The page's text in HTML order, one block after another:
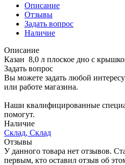
Описание
Отзывы
Задать вопрос
Наличие
Описание
Казан 8,0 л плоское дно с
Задать вопрос
Вы можете задать любой
или работе магазина.
Наши квалифицированные
помогут.
Наличие
Склад, Склад
Отзывы
У данного товара нет отзывов.
первым, кто оставил отзыв об